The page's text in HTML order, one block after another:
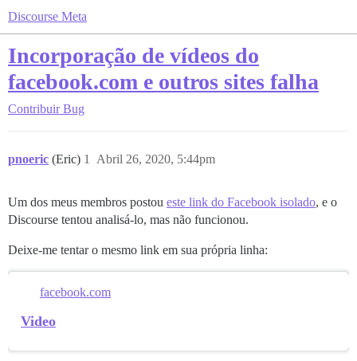
Discourse Meta
Incorporação de vídeos do
facebook.com e outros sites falha
Contribuir Bug
pnoeric (Eric) Abril 26, 2020, 5:44pm
1
Um dos meus membros postou este link do Facebook isolado, e o
Discourse tentou analisá-lo, mas não funcionou.
Deixe-me tentar o mesmo link em sua própria linha:
facebook.com
Video